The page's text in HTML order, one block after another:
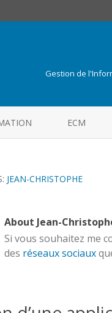
Gestion de
ECM
JEAN-CHRISTOPHE
About Jean-
Si vous souhaitez me
des réseaux sociaux